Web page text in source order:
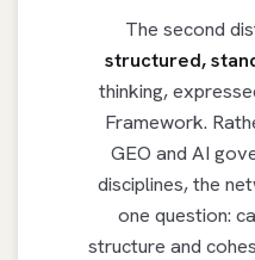
The second
structured,
thinking,
Framework.
GEO and AI
disciplines, the
one question:
structure and